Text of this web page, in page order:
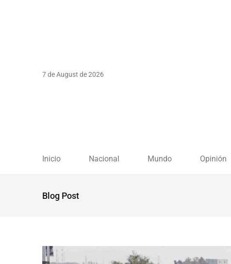
7 de August de 2026
Inicio Nacional Mundo Opinión
Blog Post